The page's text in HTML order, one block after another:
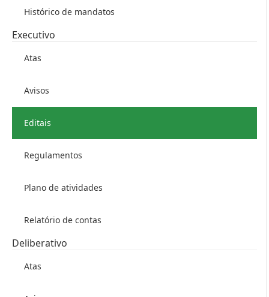
Histórico de mandatos
Executivo
Atas
Avisos
Editais
Regulamentos
Plano de atividades
Relatório de contas
Deliberativo
Atas